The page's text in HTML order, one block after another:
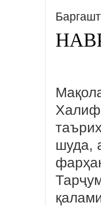
Баргашт
шуда,